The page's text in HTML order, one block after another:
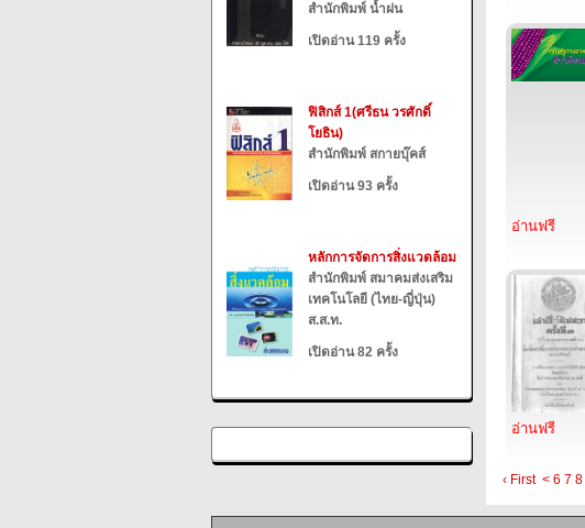
สำนักพิมพ์ น้ำฝน
เปิดอ่าน 119 ครั้ง
ฟิสิกส์ 1(ศรีธน วรศักดิ์
โยธิน)
สำนักพิมพ์ สกายบุ๊คส์
เปิดอ่าน 93 ครั้ง
หลักการจัดการสิ่งแวดล้อม
สำนักพิมพ์ สมาคมส่งเสริม
เทคโนโลยี (ไทย-ญี่ปุ่น)
ส.ส.ท.
เปิดอ่าน 82 ครั้ง
อ่านฟรี
อ่านฟรี
‹ First < 6 7 8